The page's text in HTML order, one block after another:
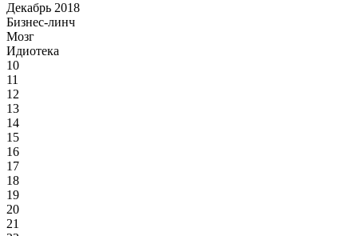
Декабрь 2018
Бизнес-линч
Мозг
Идиотека
10
11
12
13
14
15
16
17
18
19
20
21